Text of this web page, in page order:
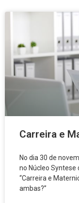
Carreira e
No dia 30 de
no Núcleo Syntese
“Carreira e
ambas?”